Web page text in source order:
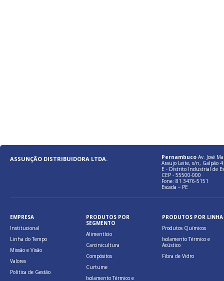
ASSUNÇÃO DISTRIBUIDORA LTDA. Pernambuco Av. José
Araujo Leite, s/n, Galpão 4
E - Distrito Industrial de
CEP - 55500-000
Fone: 81 3476-5151
Escada – PE
EMPRESA
Institucional
Linha do Tempo
Missão e Visão
Valores
Politica de Gestão
PRODUTOS POR
SEGMENTO
Alimentício
Carcinicultura
Compósitos
Curtume
Isolamento Térmico e
PRODUTOS POR LINHA
Produtos Químicos
Isolamento Térmico e
Acústico
Fibra de Vidro